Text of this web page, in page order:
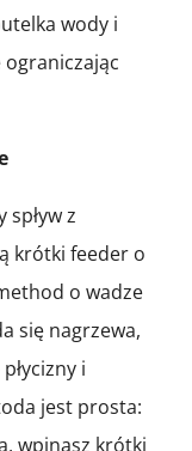
wody i
ograniczając
spływ z
krótki feeder o
o wadze
się nagrzewa,
i
jest prosta:
wpinasz krótki